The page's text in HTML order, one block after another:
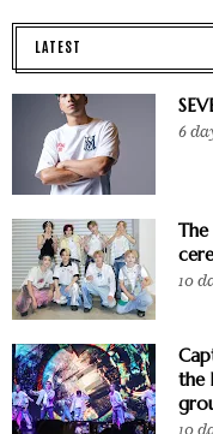
LATEST
6
10
the